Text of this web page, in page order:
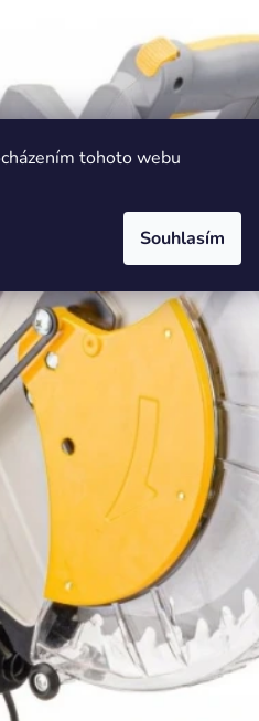
tohoto webu
Souhlasím